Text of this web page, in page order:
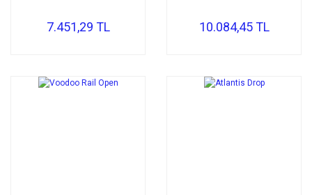
7.451,29 TL 10.084,45 TL